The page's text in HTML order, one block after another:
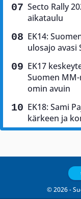
Secto Rally
aikataulu
EK14:
ulosajo avasi
EK17
Suomen
omin avuin
EK18: Sami
kärkeen ja
© 2026 -